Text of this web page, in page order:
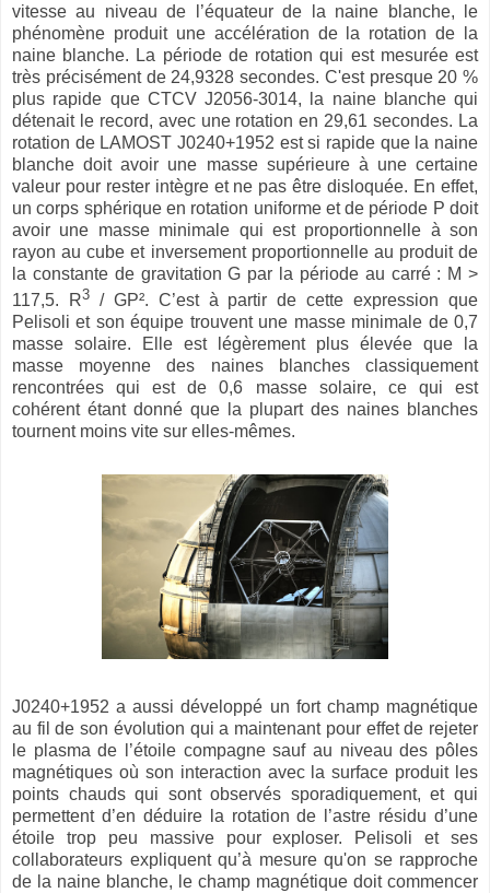
vitesse au niveau de l’équateur de la naine blanche, le
phénomène produit une accélération de la rotation de la
naine blanche. La période de rotation qui est mesurée est
très précisément de 24,9328 secondes. C'est presque 20 %
plus rapide que CTCV J2056-3014, la naine blanche qui
détenait le record, avec une rotation en 29,61 secondes. La
rotation de LAMOST J0240+1952 est si rapide que la naine
blanche doit avoir une masse supérieure à une certaine
valeur pour rester intègre et ne pas être disloquée. En effet,
un corps sphérique en rotation uniforme et de période P doit
avoir une masse minimale qui est proportionnelle à son
rayon au cube et inversement proportionnelle au produit de
la constante de gravitation G par la période au carré : M >
117,5. R3/ GP². C’est à partir de cette expression que
Pelisoli et son équipe trouvent une masse minimale de 0,7
masse solaire. Elle est légèrement plus élevée que la
masse moyenne des naines blanches classiquement
rencontrées qui est de 0,6 masse solaire, ce qui est
cohérent étant donné que la plupart des naines blanches
tournent moins vite sur elles-mêmes.
J0240+1952 a aussi développé un fort champ magnétique
au fil de son évolution qui a maintenant pour effet de rejeter
le plasma de l’étoile compagne sauf au niveau des pôles
magnétiques où son interaction avec la surface produit les
points chauds qui sont observés sporadiquement, et qui
permettent d’en déduire la rotation de l’astre résidu d’une
étoile trop peu massive pour exploser. Pelisoli et ses
collaborateurs expliquent qu’à mesure qu'on se rapproche
de la naine blanche, le champ magnétique doit commencer